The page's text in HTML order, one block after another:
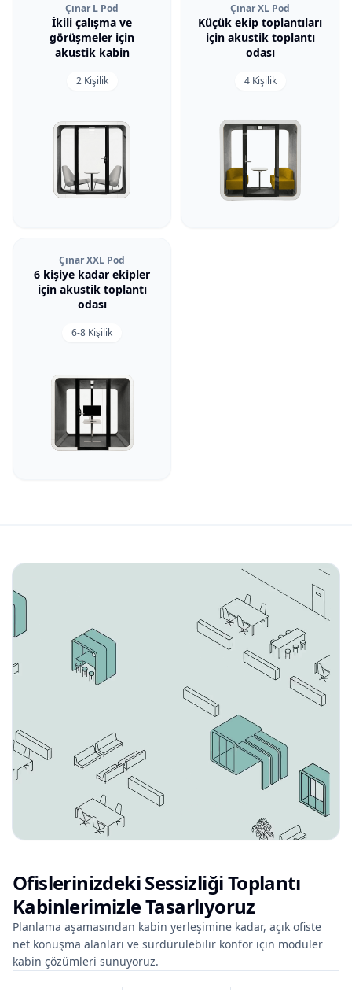
Çınar L Pod
İkili çalışma ve
görüşmeler için
akustik kabin
2 Kişilik
Çınar XL Pod
Küçük ekip toplantıları
için akustik toplantı
odası
4 Kişilik
Çınar XXL Pod
6 kişiye kadar ekipler
için akustik toplantı
odası
6-8 Kişilik
Ofislerinizdeki Sessizliği Toplantı
Kabinlerimizle Tasarlıyoruz
Planlama aşamasından kabin yerleşimine kadar, açık ofiste
net konuşma alanları ve sürdürülebilir konfor için modüler
kabin çözümleri sunuyoruz.